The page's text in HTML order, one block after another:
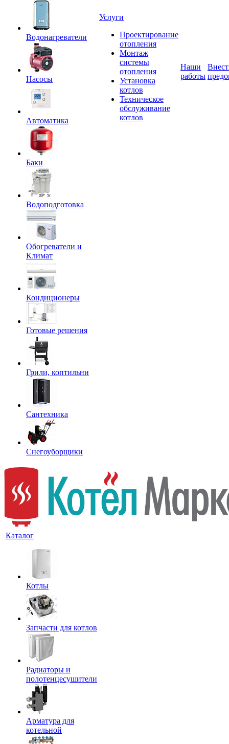
Водонагреватели
Насосы
Автоматика
Баки
Водоподготовка
Обогреватели и
Климат
Кондиционеры
Готовые решения
Грили, коптильни
Сантехника
Снегоуборщики
Услуги
Проектирование
отопления
Монтаж
системы
отопления
Установка
котлов
Техническое
обслуживание
котлов
Наши
работы
Каталог
Котлы
Запчасти для котлов
Радиаторы и
полотенцесушители
Арматура для
котельной